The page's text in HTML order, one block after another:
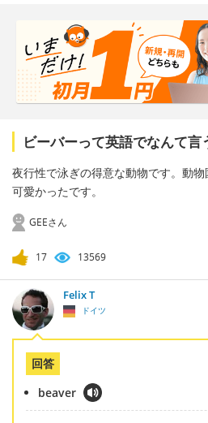
ビーバーって英語でなんて言
夜行性で泳ぎの得意な動物です。動
可愛かったです。
GEEさん
17 13569
Felix T
ドイツ
回答
beaver